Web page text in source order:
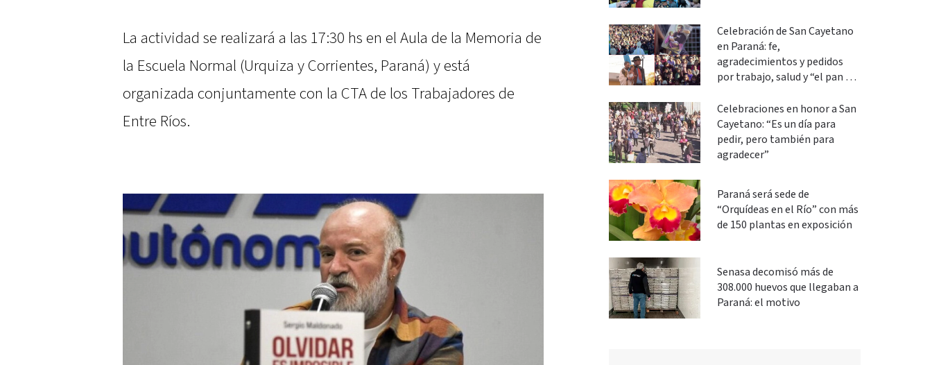
La actividad se realizará a las 17:30 hs en el Aula de la Memoria de
la Escuela Normal (Urquiza y Corrientes, Paraná) y está
organizada conjuntamente con la CTA de los Trabajadores de
Entre Ríos.
Celebración de San Cayetano
en Paraná: fe,
agradecimientos y pedidos
por trabajo, salud y “el pan de
Celebraciones en honor a San
Cayetano: “Es un día para
pedir, pero también para
agradecer”
Paraná será sede de
“Orquídeas en el Río” con más
de 150 plantas en exposición
Senasa decomisó más de
308.000 huevos que llegaban a
Paraná: el motivo